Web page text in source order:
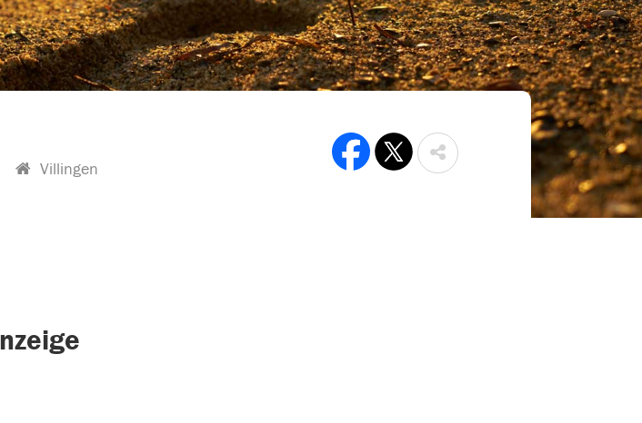
Villingen